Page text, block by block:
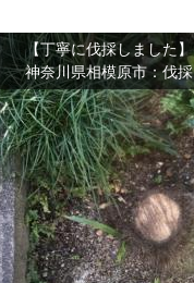
【丁寧に伐採しました】
神奈川県相模原市：伐採